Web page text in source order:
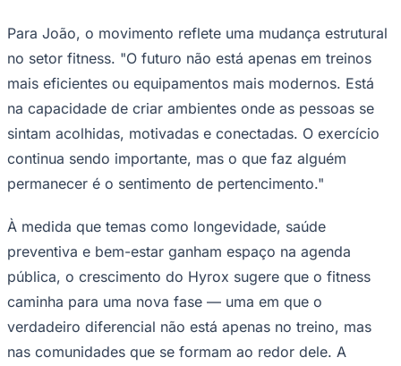
Para João, o movimento reflete uma mudança estrutural
no setor fitness. "O futuro não está apenas em treinos
mais eficientes ou equipamentos mais modernos. Está
na capacidade de criar ambientes onde as pessoas se
sintam acolhidas, motivadas e conectadas. O exercício
continua sendo importante, mas o que faz alguém
permanecer é o sentimento de pertencimento."
À medida que temas como longevidade, saúde
preventiva e bem-estar ganham espaço na agenda
pública, o crescimento do Hyrox sugere que o fitness
caminha para uma nova fase — uma em que o
verdadeiro diferencial não está apenas no treino, mas
nas comunidades que se formam ao redor dele. A